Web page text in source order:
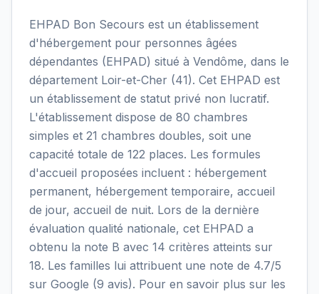
EHPAD Bon Secours est un établissement
d'hébergement pour personnes âgées
dépendantes (EHPAD) situé à Vendôme, dans le
département Loir-et-Cher (41). Cet EHPAD est
un établissement de statut privé non lucratif.
L'établissement dispose de 80 chambres
simples et 21 chambres doubles, soit une
capacité totale de 122 places. Les formules
d'accueil proposées incluent : hébergement
permanent, hébergement temporaire, accueil
de jour, accueil de nuit. Lors de la dernière
évaluation qualité nationale, cet EHPAD a
obtenu la note B avec 14 critères atteints sur
18. Les familles lui attribuent une note de 4.7/5
sur Google (9 avis). Pour en savoir plus sur les